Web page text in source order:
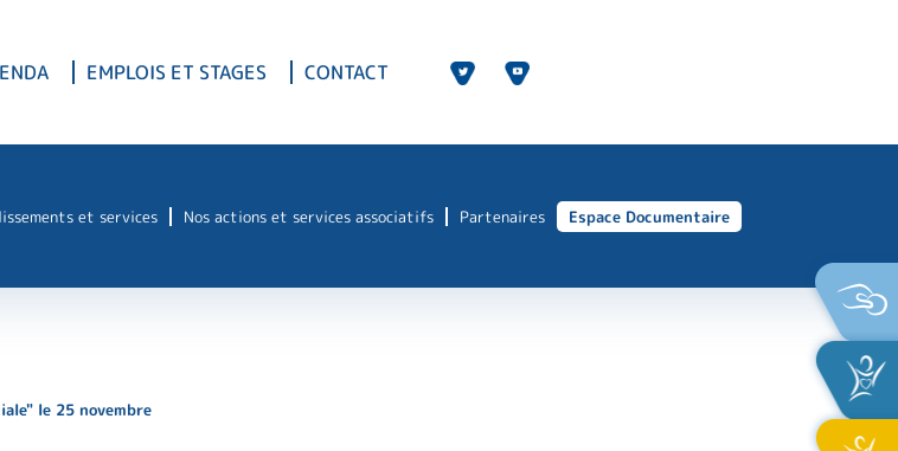
EMPLOIS ET STAGES CONTACT
et services Nos actions et services associatifs Partenaires Espace Documentaire
le 25 novembre